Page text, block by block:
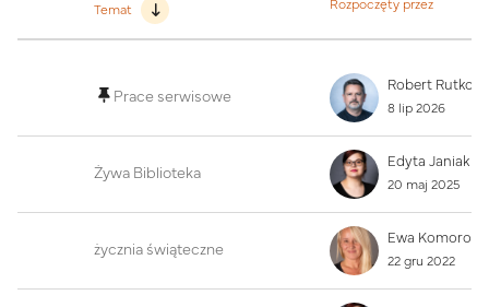
Temat Rozpoczęty przez
Prace serwisowe
8 lip 2026
Żywa Biblioteka
Edyta Janiak
20 maj 2025
życznia świąteczne
22 gru 2022